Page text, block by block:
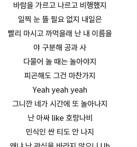
바람을 가르고 나르고 비행했지
일찍 눈 뜰 필요 없지 내일은
빨리 마시고 까먹을래 난 내 이름을
야 구분해 공과 사
다물어 놀 때는 놀아야지
피곤해도 그건 마찬가지
Yeah yeah yeah
그니깐 네가 시간에 또 놀아나지
난 아싸 like 호랑나비
민식인 싼 티도 안 나지